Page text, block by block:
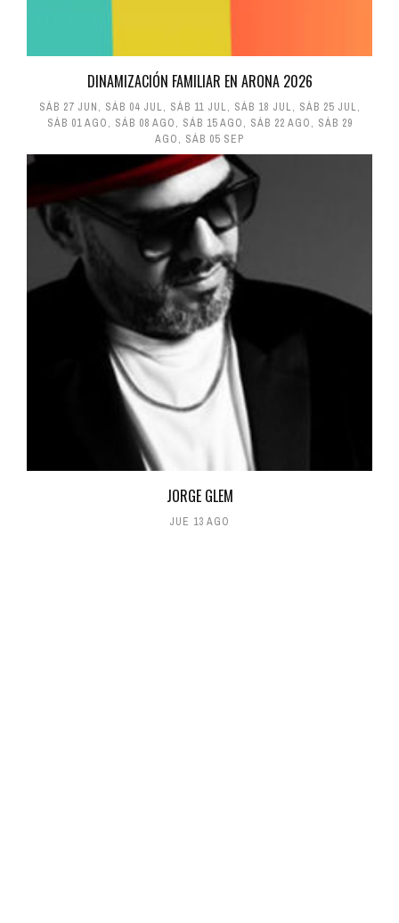
DINAMIZACIÓN FAMILIAR EN ARONA 2026
SÁB 27 JUN, SÁB 04 JUL, SÁB 11 JUL, SÁB 18 JUL, SÁB 25 JUL,
SÁB 01 AGO, SÁB 08 AGO, SÁB 15 AGO, SÁB 22 AGO, SÁB 29
AGO, SÁB 05 SEP
JORGE GLEM
JUE 13 AGO